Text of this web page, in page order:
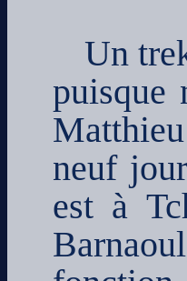
Un
puisque
neuf
est à